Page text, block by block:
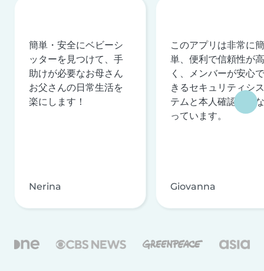
簡単・安全にベビーシ
ッターを見つけて、手
助けが必要なお母さん
お父さんの日常生活を
楽にします！
Nerina
このアプリは非常に簡
単、便利で信頼性が高
く、メンバーが安心で
きるセキュリティシス
テムと本人確認を行な
っています。
Giovanna